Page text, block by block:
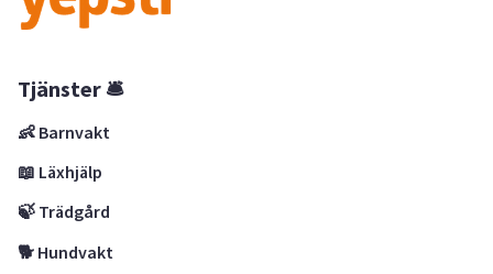
Tjänster 🛎
👶 Barnvakt
📖 Läxhjälp
🍃 Trädgård
🐕 Hundvakt